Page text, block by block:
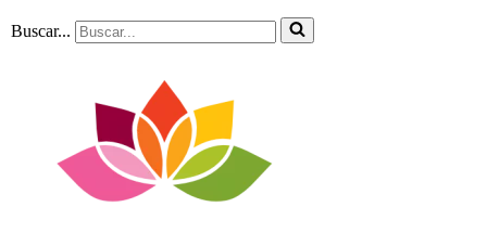
Buscar...